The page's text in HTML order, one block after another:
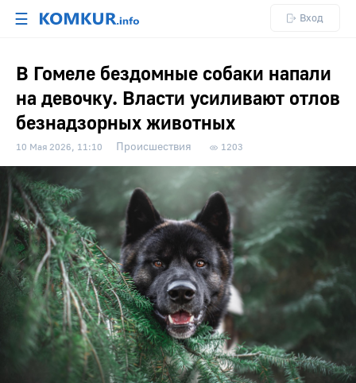
☰ Вход
В Гомеле бездомные собаки напали
на девочку. Власти усиливают отлов
безнадзорных животных
10 Мая 2026, 11:10 Происшествия 1203